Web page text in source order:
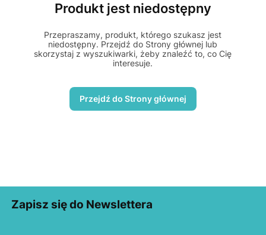
Produkt jest niedostępny
Przepraszamy, produkt, którego szukasz jest
niedostępny. Przejdź do Strony głównej lub
skorzystaj z wyszukiwarki, żeby znaleźć to, co Cię
interesuje.
Przejdź do Strony głównej
Zapisz się do Newslettera